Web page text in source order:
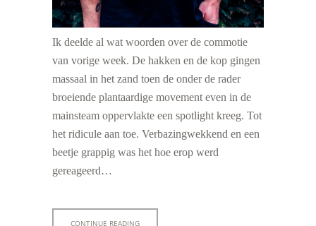
Ik deelde al wat woorden over de commotie
van vorige week. De hakken en de kop gingen
massaal in het zand toen de onder de rader
broeiende plantaardige movement even in de
mainsteam oppervlakte een spotlight kreeg. Tot
het ridicule aan toe. Verbazingwekkend en een
beetje grappig was het hoe erop werd
gereageerd…
CONTINUE READING